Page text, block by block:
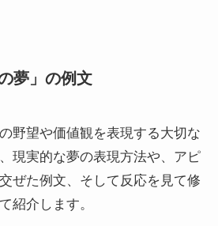
夢」の例文
野望や価値観を表現する大切な
現実的な夢の表現方法や、アピ
ぜた例文、そして反応を見て修
紹介します。